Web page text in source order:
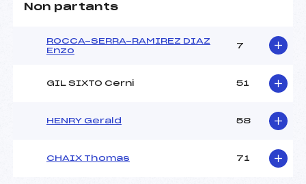
Non partants
ROCCA-SERRA-RAMIREZ DIAZ
Enzo
7
GIL SIXTO Cerni 51
HENRY Gerald 58
CHAIX Thomas 71